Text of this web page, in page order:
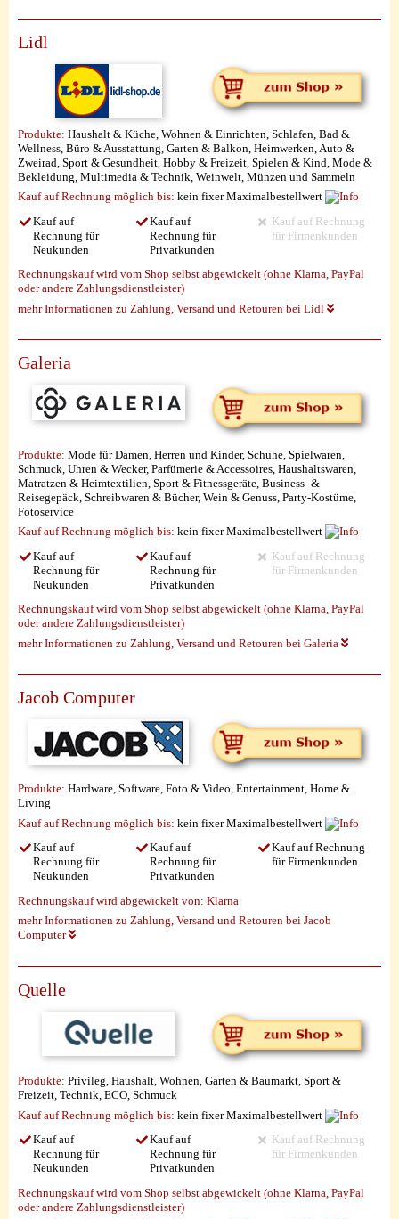
Lidl
Produkte: Haushalt & Küche, Wohnen & Einrichten, Schlafen, Bad &
Wellness, Büro & Ausstattung, Garten & Balkon, Heimwerken, Auto &
Zweirad, Sport & Gesundheit, Hobby & Freizeit, Spielen & Kind, Mode &
Bekleidung, Multimedia & Technik, Weinwelt, Münzen und Sammeln
Kauf auf Rechnung möglich bis: kein fixer Maximalbestellwert
Kauf auf
Rechnung für
Neukunden
Kauf auf
Rechnung für
Privatkunden
Kauf auf Rechnung
für Firmenkunden
Rechnungskauf wird vom Shop selbst abgewickelt (ohne Klarna, PayPal
oder andere Zahlungsdienstleister)
mehr Informationen zu Zahlung, Versand und Retouren bei Lidl
Galeria
Produkte: Mode für Damen, Herren und Kinder, Schuhe, Spielwaren,
Schmuck, Uhren & Wecker, Parfümerie & Accessoires, Haushaltswaren,
Matratzen & Heimtextilien, Sport & Fitnessgeräte, Business- &
Reisegepäck, Schreibwaren & Bücher, Wein & Genuss, Party-Kostüme,
Fotoservice
Kauf auf Rechnung möglich bis: kein fixer Maximalbestellwert
Kauf auf
Rechnung für
Neukunden
Kauf auf
Rechnung für
Privatkunden
Kauf auf Rechnung
für Firmenkunden
Rechnungskauf wird vom Shop selbst abgewickelt (ohne Klarna, PayPal
oder andere Zahlungsdienstleister)
mehr Informationen zu Zahlung, Versand und Retouren bei Galeria
Jacob Computer
Produkte: Hardware, Software, Foto & Video, Entertainment, Home &
Living
Kauf auf Rechnung möglich bis: kein fixer Maximalbestellwert
Kauf auf
Rechnung für
Neukunden
Kauf auf
Rechnung für
Privatkunden
Kauf auf Rechnung
für Firmenkunden
Rechnungskauf wird abgewickelt von: Klarna
mehr Informationen zu Zahlung, Versand und Retouren bei Jacob
Computer
Quelle
Produkte: Privileg, Haushalt, Wohnen, Garten & Baumarkt, Sport &
Freizeit, Technik, ECO, Schmuck
Kauf auf Rechnung möglich bis: kein fixer Maximalbestellwert
Kauf auf
Rechnung für
Neukunden
Kauf auf
Rechnung für
Privatkunden
Kauf auf Rechnung
für Firmenkunden
Rechnungskauf wird vom Shop selbst abgewickelt (ohne Klarna, PayPal
oder andere Zahlungsdienstleister)